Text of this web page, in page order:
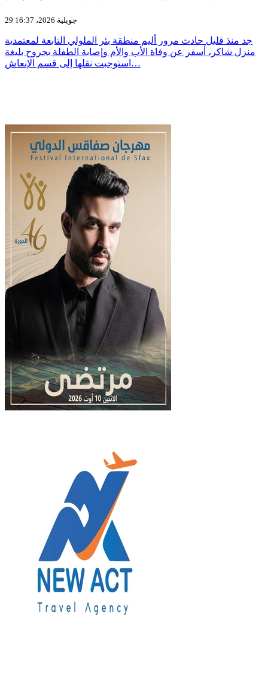
29 جويلية 2026، 16:37
جد منذ قليل حادث مرور أليم منطقة بئر الملولي التابعة لمعتمدية
منزل شاكر، أسفر عن وفاة الأب والأم وإصابة الطفلة بجروح بليغة
استوجبت نقلها إلى قسم الإنعاش…